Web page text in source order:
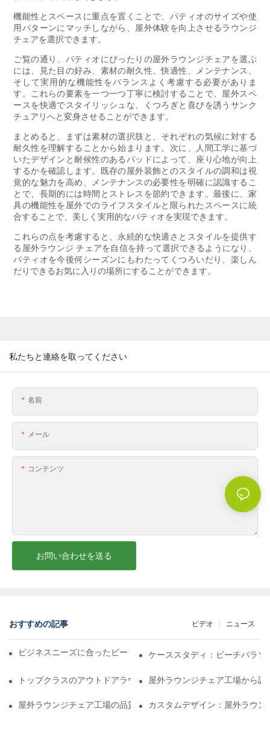
機能性とスペースに重点を置くことで、パティオのサイズや使
用パターンにマッチしながら、屋外体験を向上させるラウンジ
チェアを選択できます。
ご覧の通り、パティオにぴったりの屋外ラウンジチェアを選ぶ
には、見た目の好み、素材の耐久性、快適性、メンテナンス、
そして実用的な機能性をバランスよく考慮する必要がありま
す。これらの要素を一つ一つ丁寧に検討することで、屋外スペ
ースを快適でスタイリッシュな、くつろぎと喜びを誘うサンク
チュアリへと変身させることができます。
まとめると、まずは素材の選択肢と、それぞれの気候に対する
耐久性を理解することから始まります。次に、人間工学に基づ
いたデザインと耐候性のあるパッドによって、座り心地が向上
するかを確認します。既存の屋外装飾とのスタイルの調和は視
覚的な魅力を高め、メンテナンスの必要性を明確に認識するこ
とで、長期的には時間とストレスを節約できます。最後に、家
具の機能性を屋外でのライフスタイルと限られたスペースに統
合することで、美しく実用的なパティオを実現できます。
これらの点を考慮すると、永続的な快適さとスタイルを提供す
る屋外ラウンジ チェアを自信を持って選択できるようになり、
パティオを今後何シーズンにもわたってくつろいだり、楽しん
だりできるお気に入りの場所にすることができます。
私たちと連絡を取ってください
名前
メール
コンテンツ
お問い合わせを送る
おすすめの記事 ニュース
ビデオ
ビジネスニーズに合ったビーチパラソル販売業者を見つける
ケーススタディ：ビーチパラ
トップクラスのアウトドアラウンジチェア工場に期待できること
屋外ラウンジチェア工場から調
屋外ラウンジチェア工場の品質評価方法カスタムデザイン：屋外ラウ